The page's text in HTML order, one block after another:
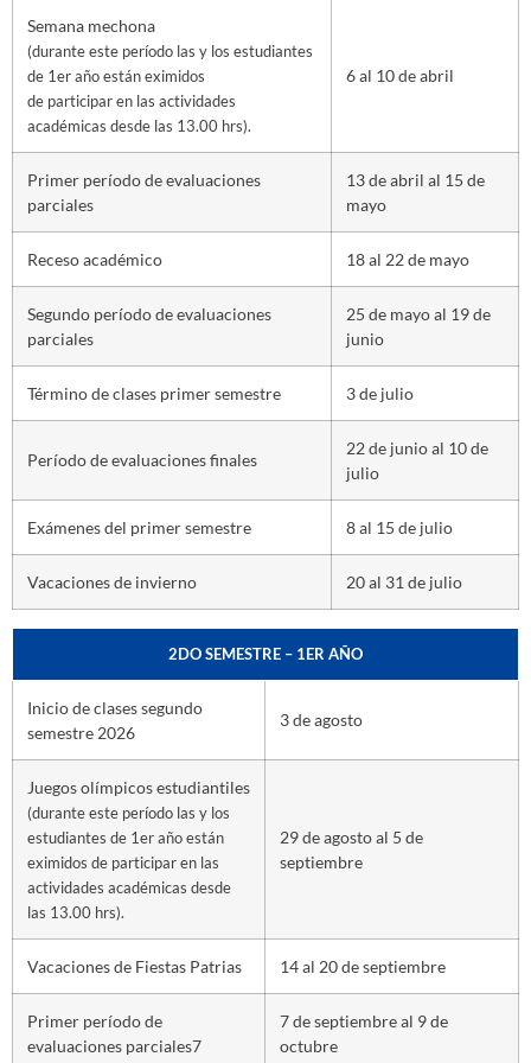
Semana mechona
(durante este período las y los estudiantes
de 1er año están eximidos
de participar en las actividades
académicas desde las 13.00 hrs).
6 al 10 de abril
Primer período de evaluaciones
parciales
13 de abril al 15 de
mayo
Receso académico 18 al 22 de mayo
Segundo período de evaluaciones
parciales
25 de mayo al 19 de
junio
Término de clases primer semestre 3 de julio
Período de evaluaciones finales
22 de junio al 10 de
julio
Exámenes del primer semestre 8 al 15 de julio
Vacaciones de invierno 20 al 31 de julio
2DO SEMESTRE – 1ER AÑO
Inicio de clases segundo
semestre 2026
3 de agosto
Juegos olímpicos estudiantiles
(durante este período las y los
estudiantes de 1er año están
eximidos de participar en las
actividades académicas desde
las 13.00 hrs).
29 de agosto al 5 de
septiembre
Vacaciones de Fiestas Patrias 14 al 20 de septiembre
Primer período de
evaluaciones parciales7
7 de septiembre al 9 de
octubre